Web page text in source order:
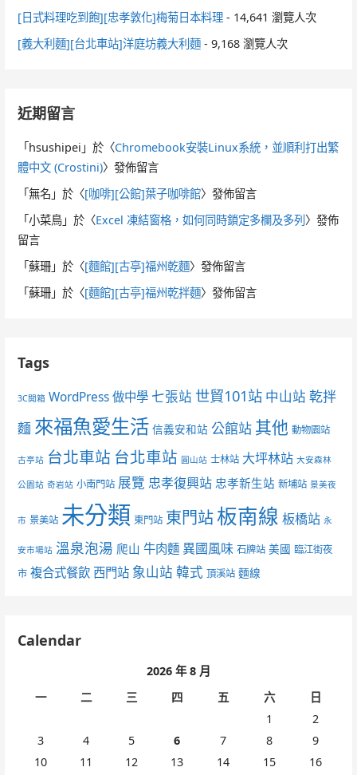
[日式料理吃到飽][忠孝敦化]梅菊日本料理 - 14,641 瀏覽人次
[義大利麵][台北車站]洋庭坊義大利麵 - 9,168 瀏覽人次
近期留言
「hsushipei 」於〈Chromebook安裝Linux系統，並順利打出繁
體中文 (Crostini)〉發佈留言
「無名 」於〈[咖啡][公館]葉子咖啡館〉發佈留言
「小菜鳥 」於〈Excel 凍結窗格，如何同時鎖定多欄及多列〉發佈
留言
「蘇珊 」於〈[麵館][古亭]福州乾麵〉發佈留言
「蘇珊 」於〈[麵館][古亭]福州乾拌麵〉發佈留言
Tags
3C開箱 WordPress 做中學 七張站 世貿101站 中山站 乾拌
麵 來福魚愛生活 信義安和站 公館站 其他 動物園站
古亭站 台北車站 台北車站 圓山站 士林站 大坪林站 大安森林
公園站 奇岩站 小南門站 展覽 忠孝復興站 忠孝新生站 新埔站 景美夜
市 景美站 未分類 東門站 東門站板南線 板橋站 永
安市場站 溫泉泡湯 爬山 牛肉麵 異國風味 石牌站 美國 臨江街夜
市 複合式餐飲 西門站 象山站 韓式 頂溪站 麵線
Calendar
2026 年 8 月
一
二 三 四 五 六
日
1
2
3
4 5 6 7 8
9
10
11 12 13 14 15
16